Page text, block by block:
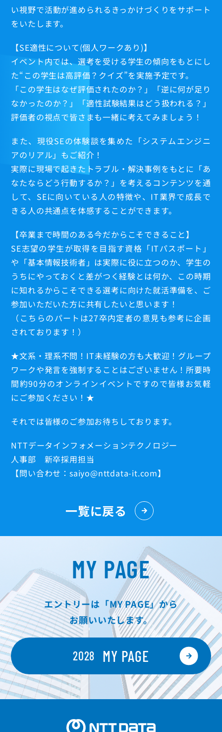
N.Zhou
Y.Kitazawa
T.Wang
X.Wu
中堅社員
K.Nakamura
G.Qi
プロフェッショナル
T.Ofuku
Q.Zhao
X.Yin
数字で見る
研修制度
福利厚生
い視野で活動が進められるきっかけづくりをサポート
をいたします。
【SE適性について(個人ワークあり)】
イベント内では、選考を受ける学生の傾向をもとにし
た“この学生は高評価？クイズ”を実施予定です。
「この学生はなぜ評価されたのか？」「逆に何が足り
なかったのか？」「適性試験結果はどう扱われる？」
評価者の視点で皆さまも一緒に考えてみましょう！
また、現役SEの体験談を集めた「システムエンジニ
アのリアル」もご紹介！
実際に現場で起きたトラブル・解決事例をもとに「あ
なたならどう行動するか？」を考えるコンテンツを通
して、SEに向いている人の特徴や、IT業界で成長で
きる人の共通点を体感することができます。
【卒業まで時間のある今だからこそできること】
SE志望の学生が取得を目指す資格「ITパスポート」
や「基本情報技術者」は実際に役に立つのか、学生の
うちにやっておくと差がつく経験とは何か、この時期
に知れるからこそできる選考に向けた就活準備を、ご
参加いただいた方に共有したいと思います！
（こちらのパートは27卒内定者の意見も参考に企画
されております！）
★文系・理系不問！IT未経験の方も大歓迎！グループ
ワークや発言を強制することはございません！所要時
間約90分のオンラインイベントですので皆様お気軽
にご参加ください！★
それでは皆様のご参加お待ちしております。
NTTデータインフォメーションテクノロジー
人事部 新卒採用担当
【問い合わせ：saiyo@nttdata-it.com】
一覧に戻る
MY PAGE
エントリーは「MY PAGE」から
お願いいたします。
2028 MY PAGE